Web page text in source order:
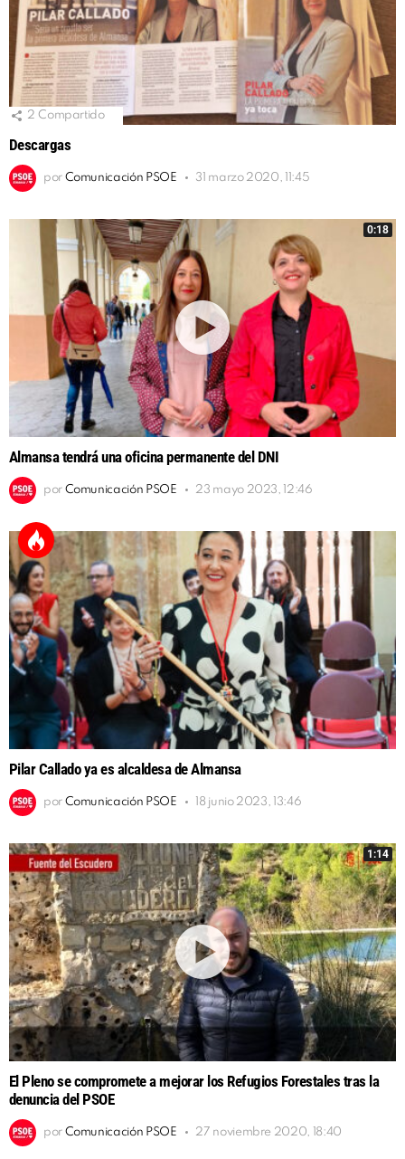
2 Compartido
Descargas
por Comunicación PSOE 31 marzo 2020, 11:45
0:18
Almansa tendrá una oficina permanente del DNI
por Comunicación PSOE 23 mayo 2023, 12:46
Pilar Callado ya es alcaldesa de Almansa
por Comunicación PSOE 18 junio 2023, 13:46
1:14
El Pleno se compromete a mejorar los Refugios Forestales tras la
denuncia del PSOE
por Comunicación PSOE 27 noviembre 2020, 18:40